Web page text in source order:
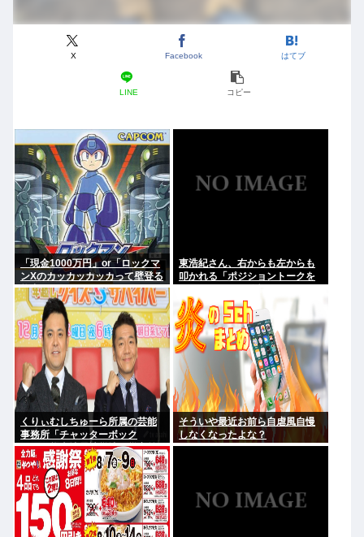
X Facebook はてブ
LINE コピー
「現金1000万円」or「ロックマ
ンXのカッカッカッカって壁登る
能力」
東浩紀さん、右からも左からも
叩かれる「ポジショントークを
擁護されるwww
くりぃむしちゅーら所属の芸能
事務所「チャッターボック
ス」、熊本地震被災地に災害義
援金寄付を発表
そういや最近お前ら自虐風自慢
しなくなったよな？